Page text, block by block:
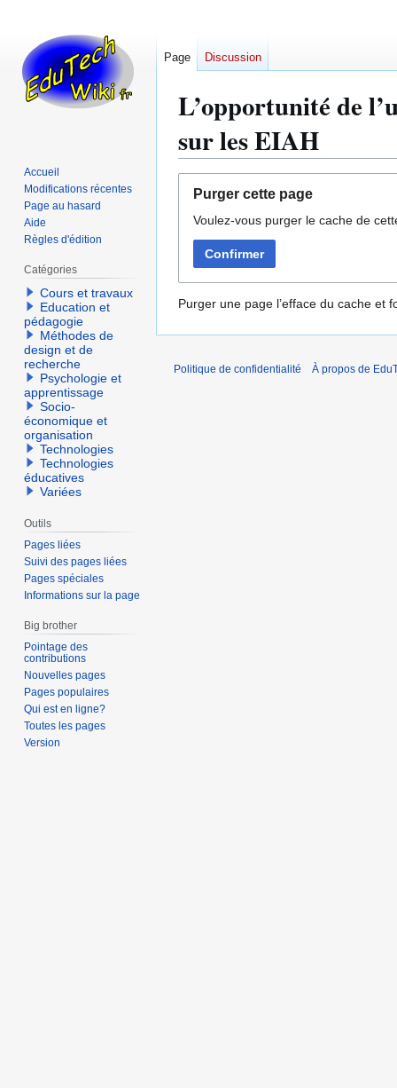
L’opportunité de
sur les EIAH
navigation
recherche
Purger cette page
Voulez-vous purger le cache de
Confirmer
Purger une page l’efface du cache et
Page Discussion
Accueil
Modifications récentes
Page au hasard
Aide
Règles d'édition
Catégories
Cours et travaux
Education et
pédagogie
Méthodes de
design et de
recherche
Psychologie et
apprentissage
Socio-
économique et
organisation
Technologies
Technologies
éducatives
Variées
Outils
Pages liées
Suivi des pages liées
Pages spéciales
Informations sur la page
Big brother
Pointage des
contributions
Nouvelles pages
Pages populaires
Qui est en ligne?
Toutes les pages
Version
Politique de confidentialité À propos de